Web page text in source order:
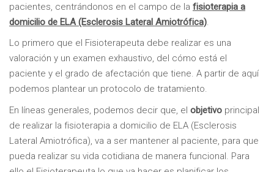
pacientes, centrándonos en el campo de la fisioterapia a
domicilio de ELA (Esclerosis Lateral Amiotrófica)
Lo primero que el Fisioterapeuta debe realizar es una
valoración y un examen exhaustivo, del cómo está el
paciente y el grado de afectación que tiene. A partir de aquí
podemos plantear un protocolo de tratamiento.
En líneas generales, podemos decir que, el objetivo principal
de realizar la fisioterapia a domicilio de ELA (Esclerosis
Lateral Amiotrófica), va a ser mantener al paciente, para que
pueda realizar su vida cotidiana de manera funcional. Para